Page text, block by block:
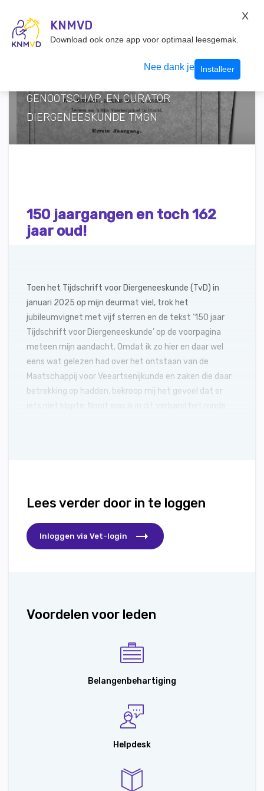
Inloggen
TEKST ERIK JAN TJALSMA, EINDREDACTEUR
VAN ARGOS, HET HALFJAARLIJKSE BULLETIN
VAN HET VETERINAIR HISTORISCH
GENOOTSCHAP, EN CURATOR
DIERGENEESKUNDE TMGN
150 jaargangen en toch 162
jaar oud!
Toen het Tijdschrift voor Diergeneeskunde (TvD) in
januari 2025 op mijn deurmat viel, trok het
jubileumvignet met vijf sterren en de tekst ‘150 jaar
Tijdschrift voor Diergeneeskunde’ op de voorpagina
meteen mijn aandacht. Omdat ik zo hier en daar wel
eens wat gelezen had over het ontstaan van de
Maatschappij voor Veeartsenijkunde en zaken die daar
betrekking op hadden, bekroop mij het gevoel dat er
Lees verder door in te loggen
Inloggen via Vet-login
Voordelen voor leden
Belangenbehartiging
Helpdesk
KNMVD
Download ook onze app voor optimaal leesgemak.
Nee dank je Installeer
X